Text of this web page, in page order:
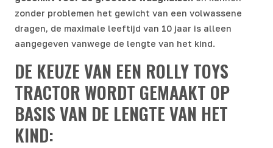
zonder problemen het gewicht van een volwassene
dragen, de maximale leeftijd van 10 jaar is alleen
aangegeven vanwege de lengte van het kind.
DE KEUZE VAN EEN ROLLY TOYS
TRACTOR WORDT GEMAAKT OP
BASIS VAN DE LENGTE VAN HET
KIND: